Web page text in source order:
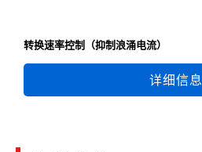
转换速率控制（抑制浪涌电流）
详细信息